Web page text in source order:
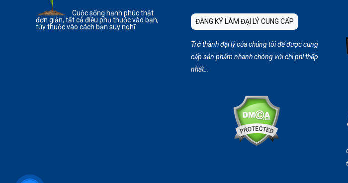
Cuộc sống hạnh phúc thật
đơn giản, tất cả điều phụ thuộc vào bạn,
tùy thuộc vào cách bạn suy nghĩ
ĐĂNG KÝ LÀM ĐẠI LÝ CUNG CẤP
Trở thành đại lý của chúng tôi để được cung
cấp sản phẩm nhanh chóng với chi phí thấp
nhất…